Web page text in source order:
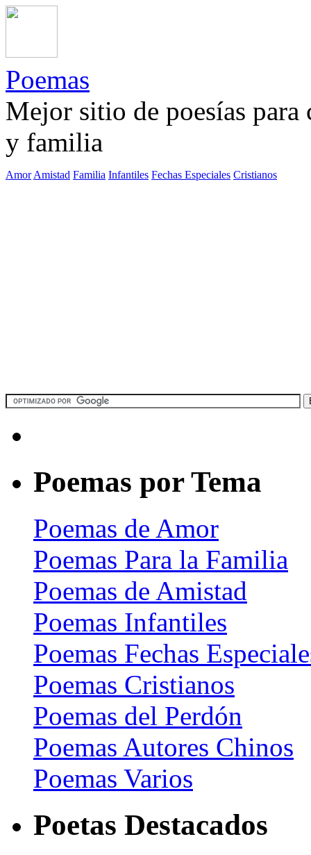
Poemas
Mejor sitio de poesías
y familia
Amor Amistad Familia Infantiles Fechas Especiales Cristianos
Poemas por Tema
Poemas de Amor
Poemas Para la Familia
Poemas de Amistad
Poemas Infantiles
Poemas Fechas
Poemas Cristianos
Poemas del Perdón
Poemas Autores Chinos
Poemas Varios
Poetas Destacados